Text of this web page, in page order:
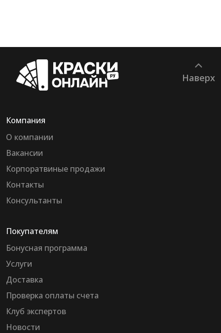
Наверх
Компания
О компании
Вакансии
Корпоратвиные продажи
Контакты
Консультанты
Покупателям
Бонусная программа
Услуги
Доставка
Проверка оплаты счета
Клуб экспертов
Новости